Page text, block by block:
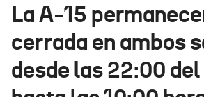
Ikusmiran
Eguraldia
La A-15
cerrada en ambos
desde las 22:00